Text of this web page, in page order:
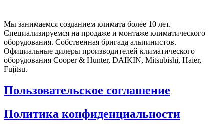
Мы занимаемся созданием климата более 10 лет.
Специализируемся на продаже и монтаже климатического
оборудования. Собственная бригада альпинистов.
Официальные дилеры производителей климатического
оборудования Cooper & Hunter, DAIKIN, Mitsubishi, Haier,
Fujitsu.
Пользовательское соглашение
Политика конфиденциальности